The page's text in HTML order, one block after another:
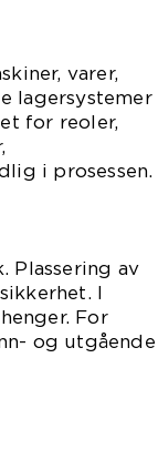
varer,
lagersystemer
for reoler,
i prosessen.
Plassering av
I
For
og utgående